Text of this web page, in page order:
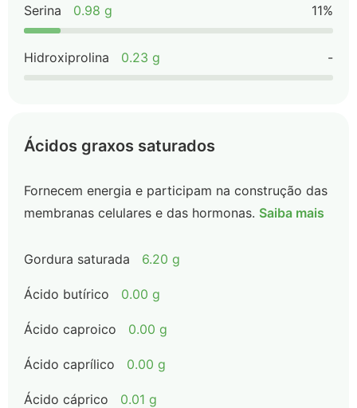
Serina 0.98 g 11%
Hidroxiprolina 0.23 g -
Ácidos graxos saturados
Fornecem energia e participam na construção das
membranas celulares e das hormonas. Saiba mais
Gordura saturada 6.20 g
Ácido butírico 0.00 g
Ácido caproico 0.00 g
Ácido caprílico 0.00 g
Ácido cáprico 0.01 g